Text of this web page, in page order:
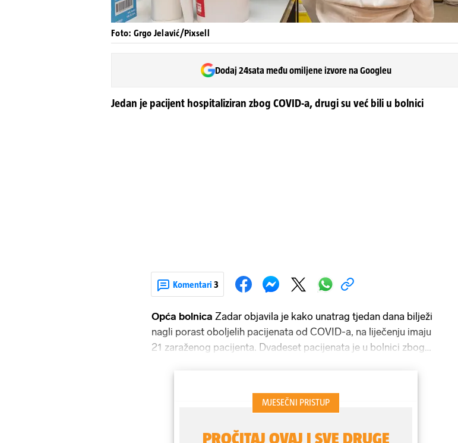
Foto: Grgo Jelavić/Pixsell
Dodaj 24sata među omiljene izvore na Googleu
Jedan je pacijent hospitaliziran zbog COVID-a, drugi su već bili u bolnici
Komentari 3
Opća bolnica Zadar objavila je kako unatrag tjedan dana bilježi
nagli porast oboljelih pacijenata od COVID-a, na liječenju imaju
21 zaraženog pacijenta. Dvadeset pacijenata je u bolnici zbog